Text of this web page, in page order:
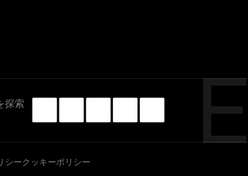
探索
シークッキーポリシー